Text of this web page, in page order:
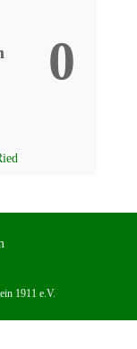
0
1911 e.V.